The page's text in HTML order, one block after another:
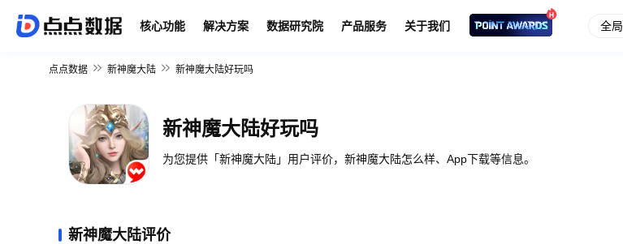
核心功能 解决方案 数据研究院 产品服务 关于我们 全局
点点数据 新神魔大陆 新神魔大陆好玩吗
新神魔大陆好玩吗
为您提供「新神魔大陆」用户评价，新神魔大陆怎么样、App下载等信息。
新神魔大陆评价